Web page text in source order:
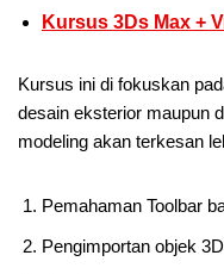
Kursus 3Ds Max +
Kursus ini di fokuskan
desain eksterior maupun
modeling akan terkesan
Pemahaman Toolbar
Pengimportan objek